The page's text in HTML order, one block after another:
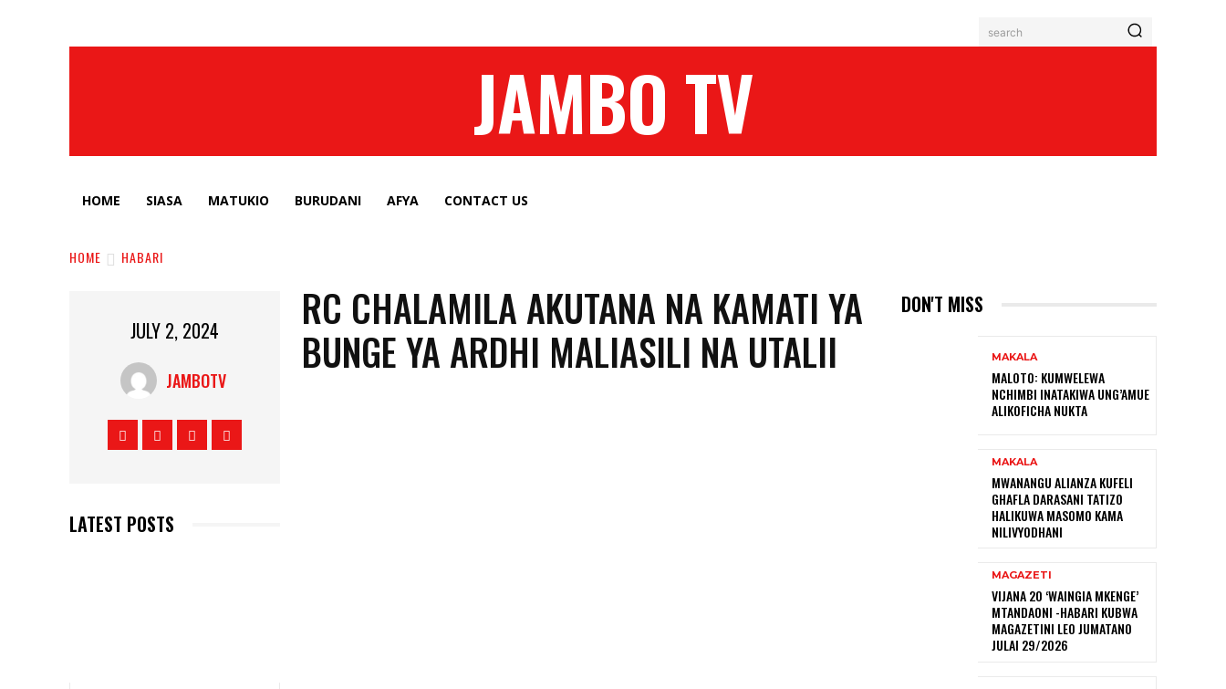
search
JAMBO TV
HOME SIASA MATUKIO BURUDANI AFYA CONTACT US
HOME HABARI
JULY 2, 2024
JAMBOTV
LATEST POSTS
RC CHALAMILA AKUTANA NA KAMATI YA
BUNGE YA ARDHI MALIASILI NA UTALII
DON'T MISS
MAKALA
MALOTO: KUMWELEWA
NCHIMBI INATAKIWA UNG’AMUE
ALIKOFICHA NUKTA
MAKALA
MWANANGU ALIANZA KUFELI
GHAFLA DARASANI TATIZO
HALIKUWA MASOMO KAMA
NILIVYODHANI
MAGAZETI
VIJANA 20 ‘WAINGIA MKENGE’
MTANDAONI -HABARI KUBWA
MAGAZETINI LEO JUMATANO
JULAI 29/2026